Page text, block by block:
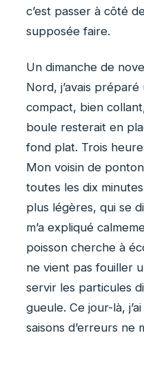
c’est passer à côté
supposée faire.
Un dimanche de
Nord, j’avais
compact, bien
boule resterait en
fond plat. Trois
Mon voisin de
toutes les dix
plus légères, qui se
m’a expliqué
poisson cherche à
ne vient pas fouiller
servir les particules
gueule. Ce jour-là,
saisons d’erreurs ne